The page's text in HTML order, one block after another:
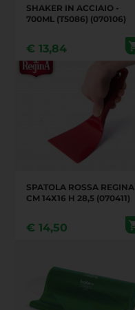
SHAKER IN ACCIAIO -
700ML (T5086) (070106)
€ 13,84
SPATOLA ROSSA REGINA
CM 14X16 H 28,5 (070411)
€ 14,50